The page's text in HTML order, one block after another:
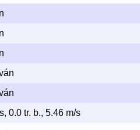
0.0 tr. b., 5.46 m/s